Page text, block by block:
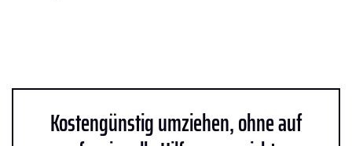
Kostengünstig umziehen, ohne auf